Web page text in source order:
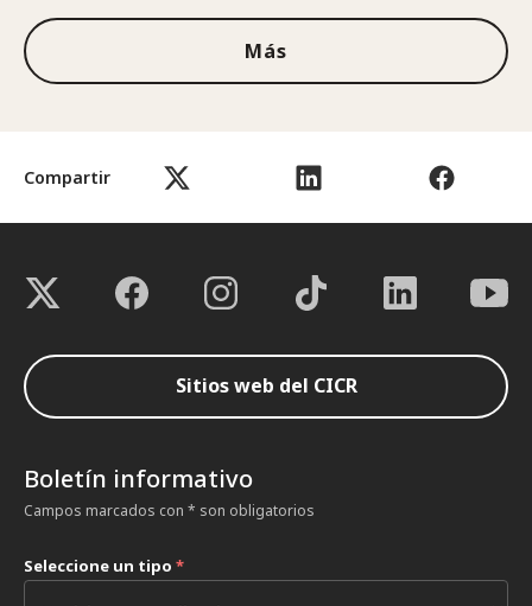
Compartir
Más
Sitios web del CICR
Boletín informativo
Campos marcados con * son obligatorios
Seleccione un tipo *